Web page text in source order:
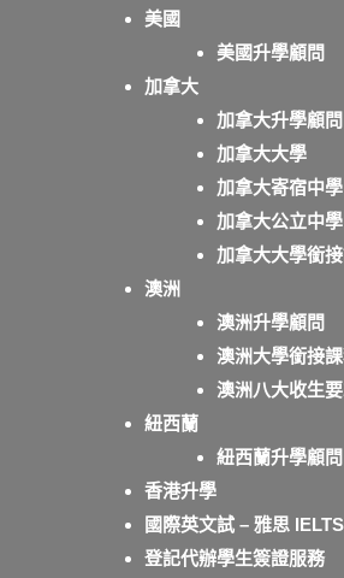
美國
美國升學顧問
加拿大
加拿大升學顧問
加拿大大學
加拿大寄宿中學
加拿大公立中學
加拿大大學銜
澳洲
澳洲升學顧問
澳洲大學銜接
澳洲八大收生
紐西蘭
紐西蘭升學顧問
香港升學
國際英文試 – 雅思 IELTS
登記代辦學生簽證服務